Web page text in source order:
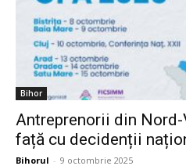
Bihor
Antreprenorii din
față cu decidenții
Bihorul - 9 octombrie 2025